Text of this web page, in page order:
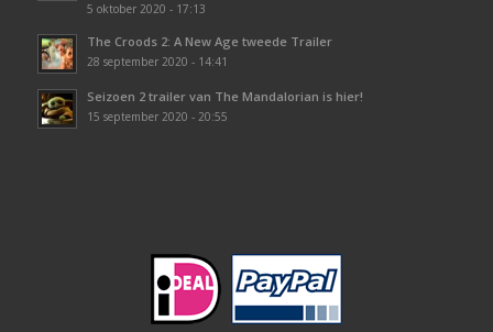
5 oktober 2020 - 17:13
The Croods 2: A New Age tweede Trailer
28 september 2020 - 14:41
Seizoen 2 trailer van The Mandalorian is hier!
15 september 2020 - 20:55